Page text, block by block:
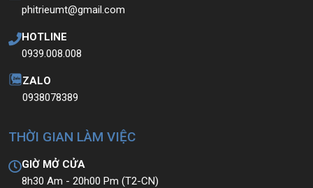
phitrieumt@gmail.com
HOTLINE
0939.008.008
ZALO
0938078389
THỜI GIAN LÀM VIỆC
GIỜ MỞ CỬA
8h30 Am - 20h00 Pm (T2-CN)